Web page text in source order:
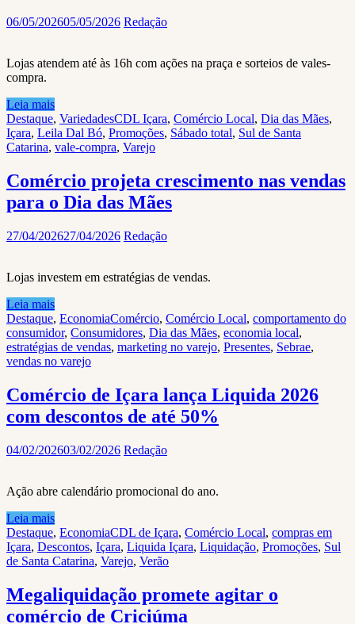
06/05/202605/05/2026 Redação
Lojas atendem até às 16h com ações na praça e sorteios de vales-
compra.
Leia mais
Destaque, VariedadesCDL Içara, Comércio Local, Dia das Mães,
Içara, Leila Dal Bó, Promoções, Sábado total, Sul de Santa
Catarina, vale-compra, Varejo
Comércio projeta crescimento nas vendas
para o Dia das Mães
27/04/202627/04/2026 Redação
Lojas investem em estratégias de vendas.
Leia mais
Destaque, EconomiaComércio, Comércio Local, comportamento do
consumidor, Consumidores, Dia das Mães, economia local,
estratégias de vendas, marketing no varejo, Presentes, Sebrae,
vendas no varejo
Comércio de Içara lança Liquida 2026
com descontos de até 50%
04/02/202603/02/2026 Redação
Ação abre calendário promocional do ano.
Leia mais
Destaque, EconomiaCDL de Içara, Comércio Local, compras em
Içara, Descontos, Içara, Liquida Içara, Liquidação, Promoções, Sul
de Santa Catarina, Varejo, Verão
Megaliquidação promete agitar o
comércio de Criciúma